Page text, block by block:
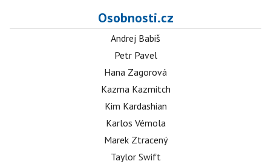
Osobnosti.cz
Andrej Babiš
Petr Pavel
Hana Zagorová
Kazma Kazmitch
Kim Kardashian
Karlos Vémola
Marek Ztracený
Taylor Swift